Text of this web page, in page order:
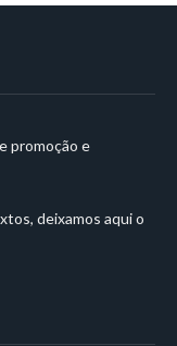
promoção e
deixamos aqui o